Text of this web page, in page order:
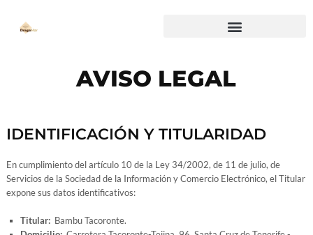
AVISO LEGAL
IDENTIFICACIÓN Y TITULARIDAD
En cumplimiento del artículo 10 de la Ley 34/2002, de 11 de julio, de
Servicios de la Sociedad de la Información y Comercio Electrónico, el Titular
expone sus datos identificativos:
Titular:Bambu Tacoronte.